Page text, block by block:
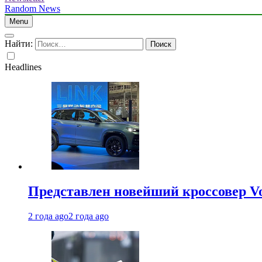
Random News
Menu
Найти:
Headlines
Представлен новейший кроссовер
2 года ago2 года ago